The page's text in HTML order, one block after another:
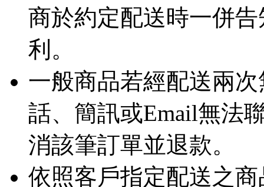
商於約定配送時一併
利。
一般商品若經配送兩
話、簡訊或Email無法
消該筆訂單並退款。
依照客戶指定配送之